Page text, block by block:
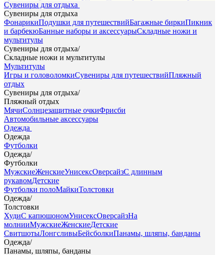
Сувениры для отдыха
Сувениры для отдыха
ФонарикиПодушки для путешествийБагажные биркиПикник
и барбекюБанные наборы и аксессуарыСкладные ножи и
мультитулы
Сувениры для отдыха/
Складные ножи и мультитулы
Мультитулы
Игры и головоломкиСувениры для путешествийПляжный
отдых
Сувениры для отдыха/
Пляжный отдых
МячиСолнцезащитные очкиФрисби
Автомобильные аксессуары
Одежда
Одежда
Футболки
Одежда/
Футболки
МужскиеЖенскиеУнисексОверсайзС длинным
рукавомДетские
Футболки полоМайкиТолстовки
Одежда/
Толстовки
ХудиС капюшономУнисексОверсайзНа
молнииМужскиеЖенскиеДетские
СвитшотыЛонгсливыБейсболкиПанамы, шляпы, банданы
Одежда/
Панамы, шляпы, банданы